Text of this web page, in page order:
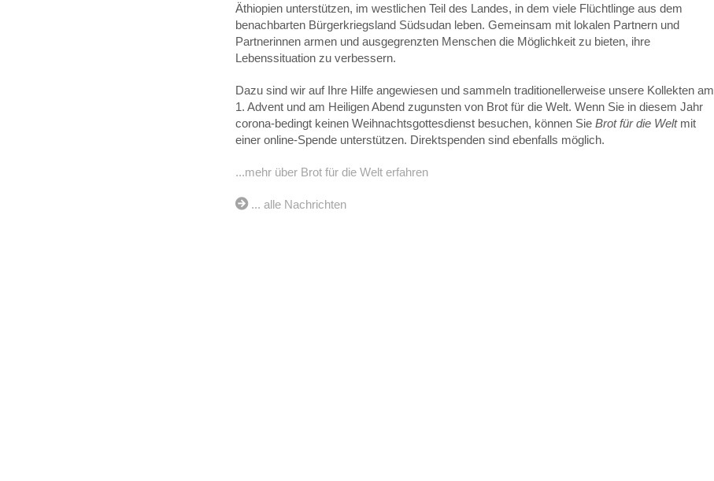
Äthiopien unterstützen, im westlichen Teil des Landes, in dem viele Flüchtlinge aus dem
benachbarten Bürgerkriegsland Südsudan leben. Gemeinsam mit lokalen Partnern und
Partnerinnen armen und ausgegrenzten Menschen die Möglichkeit zu bieten, ihre
Lebenssituation zu verbessern.
Dazu sind wir auf Ihre Hilfe angewiesen und sammeln traditionellerweise unsere Kollekten am
1. Advent und am Heiligen Abend zugunsten von Brot für die Welt. Wenn Sie in diesem Jahr
corona-bedingt keinen Weihnachtsgottesdienst besuchen, können Sie Brot für die Weltmit
einer online-Spende unterstützen. Direktspenden sind ebenfalls möglich.
...mehr über Brot für die Welt erfahren
... alle Nachrichten